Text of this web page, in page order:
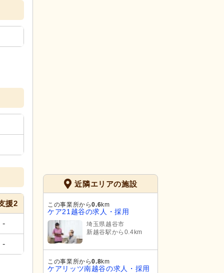
援2
-
-
近隣エリアの施設
この事業所から0.6km
ケア21越谷の求人・採用
埼玉県越谷市
新越谷駅から0.4km
この事業所から0.8km
ケアリッツ南越谷の求人・採用